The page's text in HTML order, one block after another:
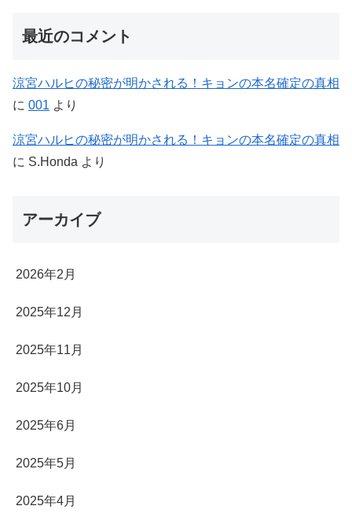
最近のコメント
涼宮ハルヒの秘密が明かされる！キョンの本名確定の真相
に 001 より
涼宮ハルヒの秘密が明かされる！キョンの本名確定の真相
に S.Honda より
アーカイブ
2026年2月
2025年12月
2025年11月
2025年10月
2025年6月
2025年5月
2025年4月